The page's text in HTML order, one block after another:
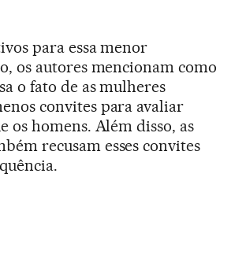
para essa menor
os autores mencionam como
o fato de as mulheres
convites para avaliar
os homens. Além disso, as
recusam esses convites